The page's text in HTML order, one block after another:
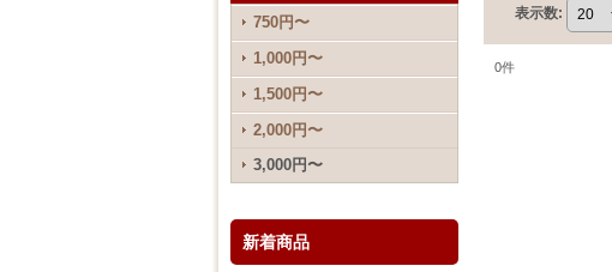
750円〜
1,000円〜
1,500円〜
2,000円〜
3,000円〜
新着商品
表示数:
0件